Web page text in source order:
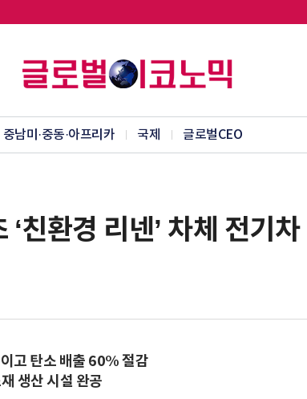
중남미·중동·아프리카 국제 글로벌CEO
친환경 리넨’ 차체 전기
고 탄소 배출 60% 절감
생산 시설 완공